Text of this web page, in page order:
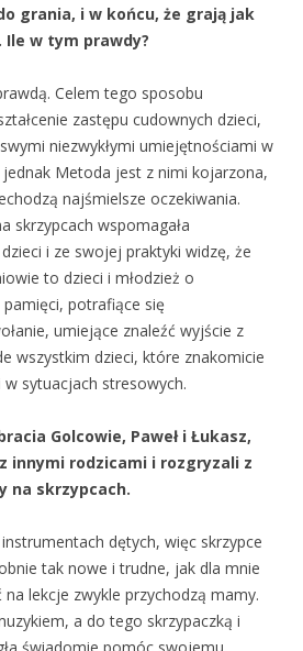
grania, i w końcu, że grają jak
w tym prawdy?
Celem tego sposobu
zastępu cudownych dzieci,
niezwykłymi umiejętnościami w
jednak Metoda jest z nimi kojarzona,
najśmielsze oczekiwania.
skrzypcach wspomagała
i ze swojej praktyki widzę, że
to dzieci i młodzież o
potrafiące się
umiejące znaleźć wyjście z
wszystkim dzieci, które znakomicie
sytuacjach stresowych.
Golcowie, Paweł i Łukasz,
innymi rodzicami i rozgryzali z
na skrzypcach.
dętych, więc skrzypce
tak nowe i trudne, jak dla mnie
lekcje zwykle przychodzą mamy.
a do tego skrzypaczką i